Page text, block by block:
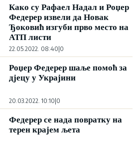
Како су Рафаел Надал и Роџер
Федерер извели да Новак
Ђоковић изгуби прво место на
АТП листи
22.05.2022. 08:40 0
Роџер Федерер шаље помоћ за
дјецу у Украјини
20.03.2022. 10:10 0
Федерер се нада повратку на
терен крајем љета